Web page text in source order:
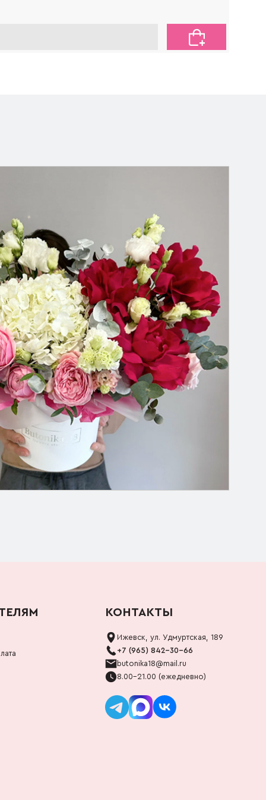
КОНТАКТЫ
Ижевск, ул. Удмуртская, 189
+7 (965) 842-30-66
butonika18@mail.ru
8.00-21.00 (ежедневно)